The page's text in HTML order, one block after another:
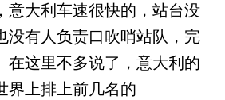
意大利车速很快的，站台没
没有人负责口吹哨站队，完
在这里不多说了，意大利的
界上排上前几名的